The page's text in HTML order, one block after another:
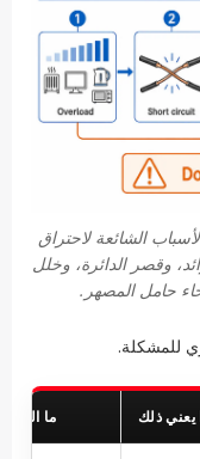
الشائعة لاحتراق
وقصر الدائرة، وخلل
حامل المصهر.
للمشكلة.
يعني ذلك ما الذي